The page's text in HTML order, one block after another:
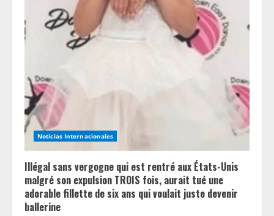
e
d
i
n
g
Noticias Internacionales
Illégal sans vergogne qui est rentré aux États-Unis
malgré son expulsion TROIS fois, aurait tué une
adorable fillette de six ans qui voulait juste devenir
ballerine